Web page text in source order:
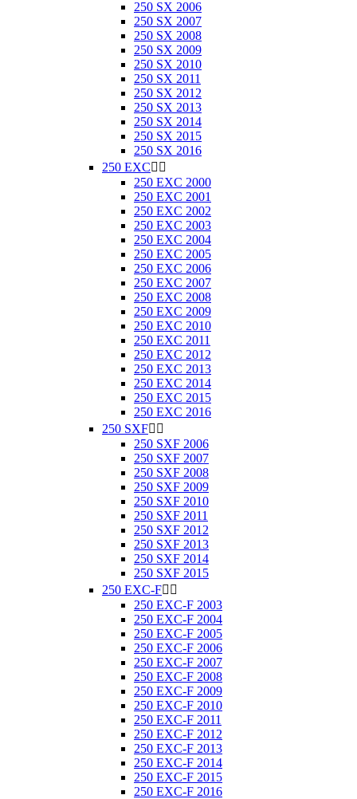
250 SX 2006
250 SX 2007
250 SX 2008
250 SX 2009
250 SX 2010
250 SX 2011
250 SX 2012
250 SX 2013
250 SX 2014
250 SX 2015
250 SX 2016
250 EXC 
250 EXC 2000
250 EXC 2001
250 EXC 2002
250 EXC 2003
250 EXC 2004
250 EXC 2005
250 EXC 2006
250 EXC 2007
250 EXC 2008
250 EXC 2009
250 EXC 2010
250 EXC 2011
250 EXC 2012
250 EXC 2013
250 EXC 2014
250 EXC 2015
250 EXC 2016
250 SXF 
250 SXF 2006
250 SXF 2007
250 SXF 2008
250 SXF 2009
250 SXF 2010
250 SXF 2011
250 SXF 2012
250 SXF 2013
250 SXF 2014
250 SXF 2015
250 EXC-F 
250 EXC-F 2003
250 EXC-F 2004
250 EXC-F 2005
250 EXC-F 2006
250 EXC-F 2007
250 EXC-F 2008
250 EXC-F 2009
250 EXC-F 2010
250 EXC-F 2011
250 EXC-F 2012
250 EXC-F 2013
250 EXC-F 2014
250 EXC-F 2015
250 EXC-F 2016